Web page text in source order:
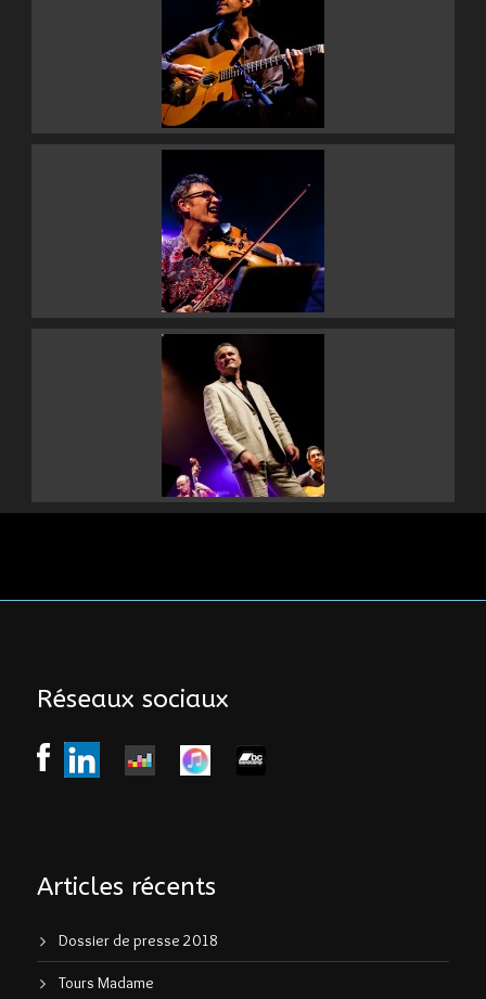
Réseaux sociaux
Articles récents
Dossier de presse 2018
Tours Madame